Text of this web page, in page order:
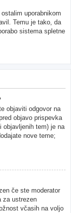
uporabnikom
Temu je tako, da
sistema spletne
objaviti odgovor na
objavo prispevka
objavljenih tem) je na
nove teme;
če ste moderator
za ustrezen
včasih na voljo